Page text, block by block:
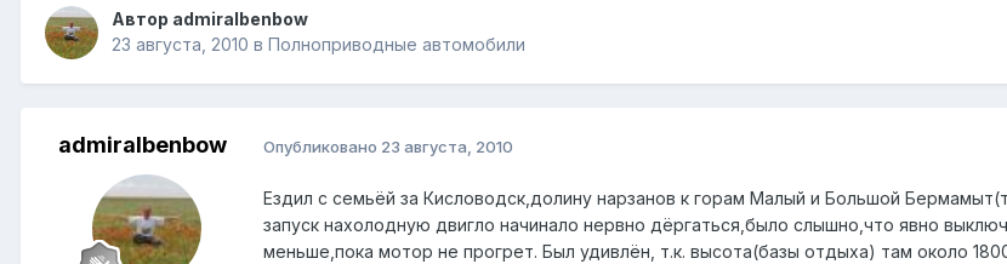
Автор admiralbenbow
23 августа, 2010 в Полноприводные автомобили
admiralbenbow Опубликовано 23 августа, 2010
Ездил с семьёй за Кисловодск,долину нарзанов к горам Малый и Большой
запуск нахолодную двигло начинало нервно дёргаться,было слышно,что явно
меньше,пока мотор не прогрет. Был удивлён, т.к. высота(базы отдыха) там около